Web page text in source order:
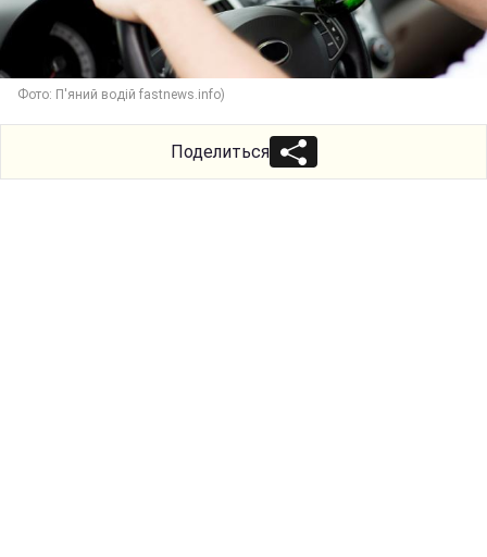
Фото: П'яний водій fastnews.info)
Поделиться